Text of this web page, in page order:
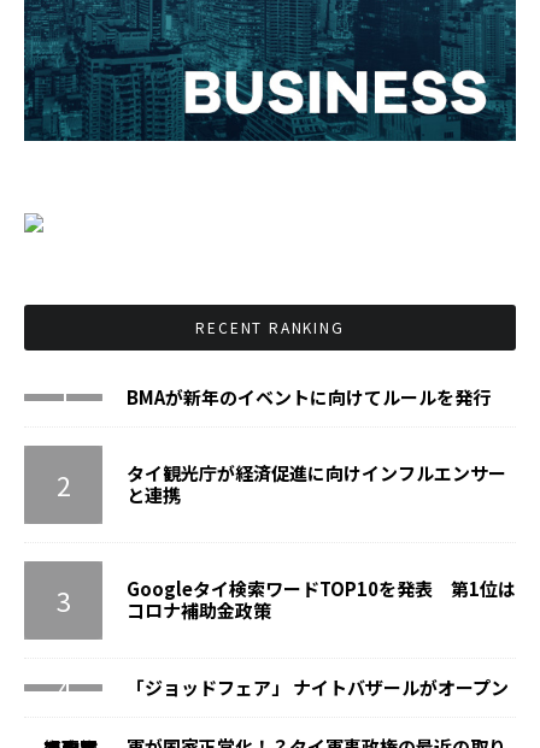
RECENT RANKING
BMAが新年のイベントに向けてルールを発行
タイ観光庁が経済促進に向けインフルエンサー
と連携
Googleタイ検索ワードTOP10を発表 第1位は
コロナ補助金政策
「ジョッドフェア」 ナイトバザールがオープン